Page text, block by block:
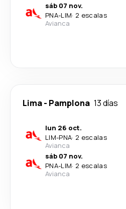
sáb 07 nov.
PNA-LIM· 2 escalas
Avianca
Lima- Pamplona 13 días
lun 26 oct.
LIM-PNA· 2 escalas
Avianca
sáb 07 nov.
PNA-LIM· 2 escalas
Avianca